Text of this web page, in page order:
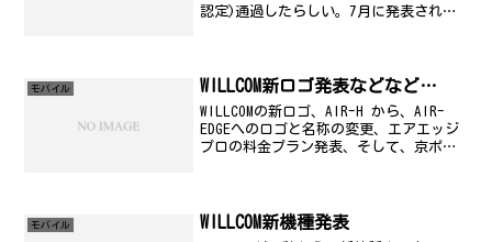
認定)通過したらしい。7月に発表される
モバイル WILLCOM新ロゴ発表などなど…
WILLCOMの新ロゴ、AIR-H から、AIR-
EDGEへのロゴと名称の変更、エアエッジ
プロの料金プラン発表、そして、京ポン
モバイル WILLCOM新機種発表